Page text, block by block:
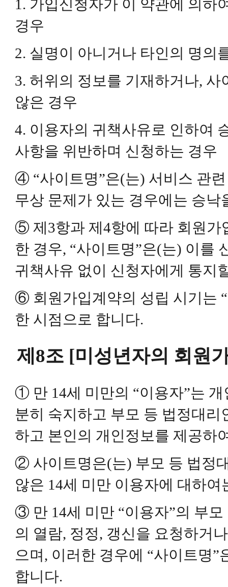
1. 가입신청자가 이 약관에 의하
경우
2. 실명이 아니거나 타인의 명의
3. 허위의 정보를 기재하거나,
않은 경우
4. 이용자의 귀책사유로 인하여
사항을 위반하며 신청하는 경우
④ “사이트명”은(는) 서비스 관
무상 문제가 있는 경우에는 승낙
⑤ 제3항과 제4항에 따라 회원가
한 경우, “사이트명”은(는) 이를
귀책사유 없이 신청자에게 통지
⑥ 회원가입계약의 성립 시기는
한 시점으로 합니다.
제8조 [미성년자의 회원
① 만 14세 미만의 “이용자”는
분히 숙지하고 부모 등 법정대
하고 본인의 개인정보를 제공하
② 사이트명은(는) 부모 등 법정
않은 14세 미만 이용자에 대하
③ 만 14세 미만 “이용자”의 부
의 열람, 정정, 갱신을 요청하거
으며, 이러한 경우에 “사이트명
합니다.